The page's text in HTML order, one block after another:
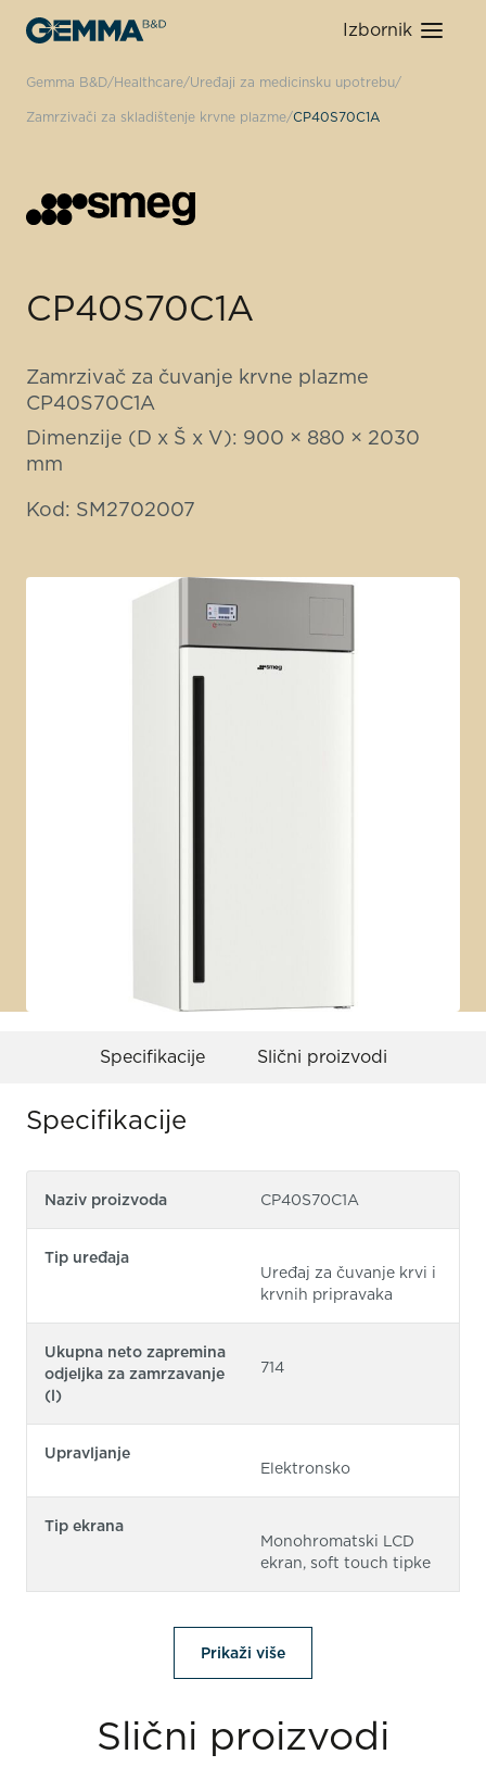
Izbornik
Gemma B&D Healthcare Uređaji za medicinsku upotrebu
Zamrzivači za skladištenje krvne plazme CP40S70C1A
CP40S70C1A
Zamrzivač za čuvanje krvne plazme
CP40S70C1A
Dimenzije (D x Š x V): 900 × 880 × 2030
mm
Kod: SM2702007
Specifikacije Slični proizvodi
Specifikacije
Naziv proizvoda CP40S70C1A
Tip uređaja
Uređaj za čuvanje krvi i
krvnih pripravaka
Ukupna neto zapremina
odjeljka za zamrzavanje
(l)
714
Upravljanje
Elektronsko
Tip ekrana
Monohromatski LCD
ekran, soft touch tipke
Prikaži više
Slični proizvodi